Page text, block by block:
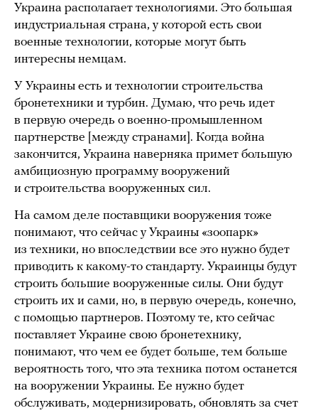
Украина располагает технологиями. Это большая
индустриальная страна, у которой есть свои
военные технологии, которые могут быть
интересны немцам.
У Украины есть и технологии строительства
бронетехники и турбин. Думаю, что речь идет
в первую очередь о военно-промышленном
партнерстве [между странами]. Когда война
закончится, Украина наверняка примет большую
амбициозную программу вооружений
и строительства вооруженных сил.
На самом деле поставщики вооружения тоже
понимают, что сейчас у Украины «зоопарк»
из техники, но впоследствии все это нужно будет
приводить к какому-то стандарту. Украинцы будут
строить большие вооруженные силы. Они будут
строить их и сами, но, в первую очередь, конечно,
с помощью партнеров. Поэтому те, кто сейчас
поставляет Украине свою бронетехнику,
понимают, что чем ее будет больше, тем больше
вероятность того, что эта техника потом останется
на вооружении Украины. Ее нужно будет
обслуживать, модернизировать, обновлять за счет